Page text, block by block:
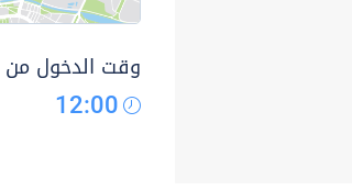
وقت الدخول من
12:00